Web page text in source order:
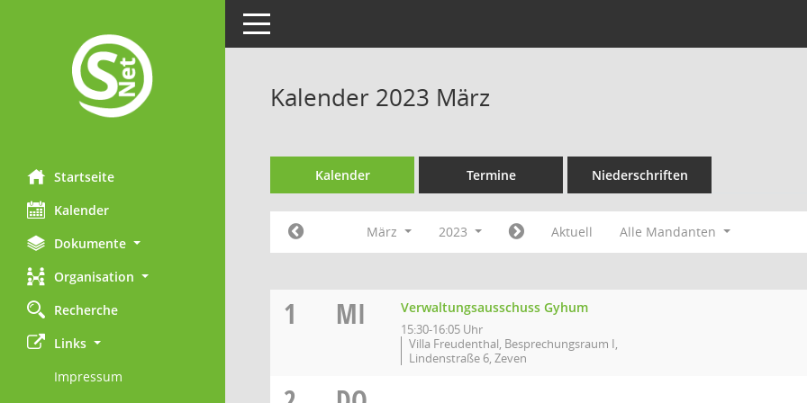
Startseite
Kalender
Dokumente
Organisation
Recherche
Links
Impressum
Toggle navigation
Kalender 2023 März
Kalender Termine Niederschriften
März 2023 Aktuell Alle Mandanten
1 MI Verwaltungsausschuss Gyhum
15:30-16:05 Uhr
Villa Freudenthal, Besprechungsraum I,
Lindenstraße 6, Zeven